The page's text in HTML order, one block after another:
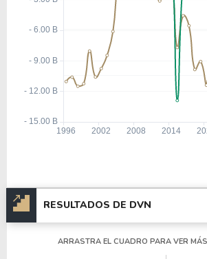
RESULTADOS DE DVN
ARRASTRA EL CUADRO PARA VER